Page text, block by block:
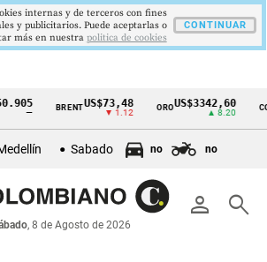
BRENT US$73,48
▼ 1.12
ORO US$3342,60 COLCAP
Sabado no no
person search
, 8 de Agosto de 2026
internas y de terceros con fines
y publicitarios. Puede aceptarlas o
más en nuestra politica de cookies
CONTINUAR